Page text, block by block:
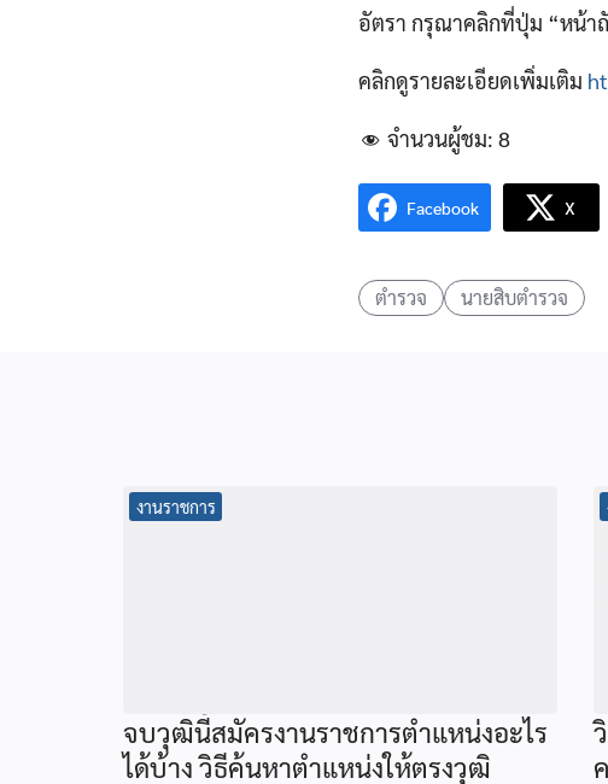
อัตรา กรุณาคลิกที่ปุ่ม “หน้า
คลิกดูรายละเอียดเพิ่มเติม
จำนวนผู้ชม: 8
Facebook X
ตำรวจ นายสิบตํารวจ
งานราชการ
จบวุฒินี้สมัครงานราชการตำแหน่งอะไร
ได้บ้าง วิธีค้นหาตำแหน่งให้ตรงวุฒิ